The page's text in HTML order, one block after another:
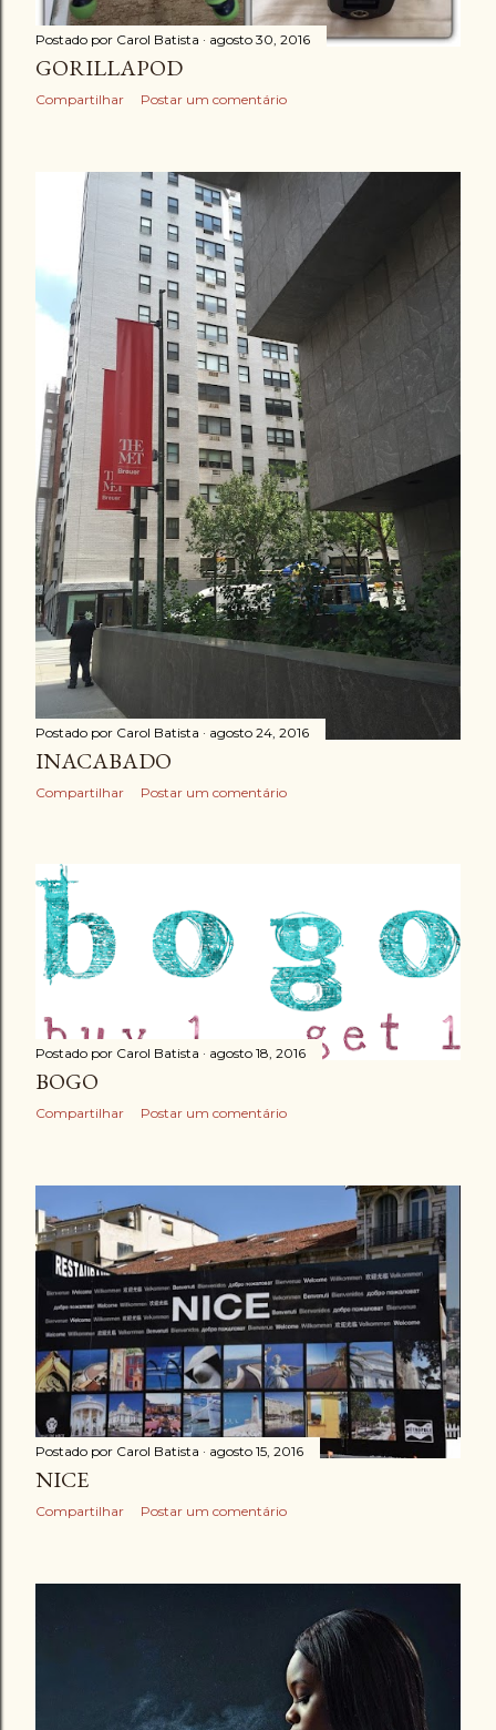
Postado por Carol Batista agosto 30, 2016
GORILLAPOD
Compartilhar Postar um comentário
Postado por Carol Batista agosto 24, 2016
INACABADO
Compartilhar Postar um comentário
Postado por Carol Batista agosto 18, 2016
BOGO
Compartilhar Postar um comentário
Postado por Carol Batista agosto 15, 2016
NICE
Compartilhar Postar um comentário